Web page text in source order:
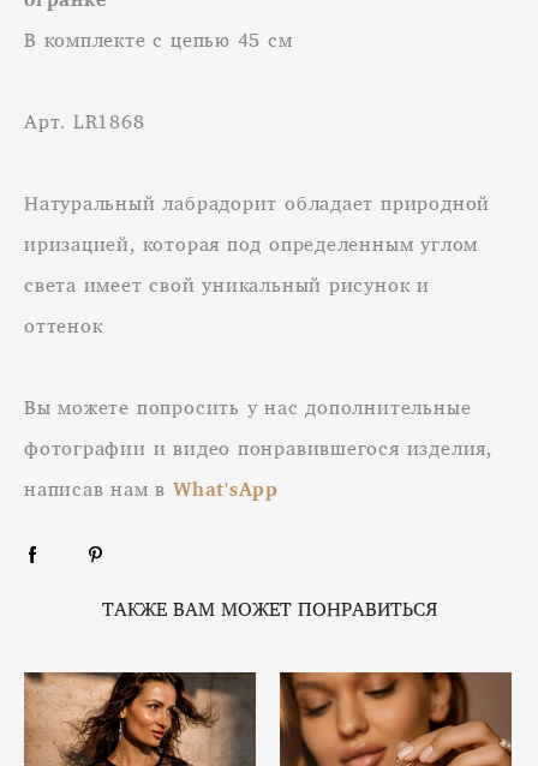
В комплекте с цепью 45 см
Арт. LR1868
Натуральный лабрадорит обладает природной
иризацией, которая под определенным углом
света имеет свой уникальный рисунок и
оттенок
Вы можете попросить у нас дополнительные
фотографии и видео понравившегося изделия,
написав нам в What'sApp
ТАКЖЕ ВАМ МОЖЕТ ПОНРАВИТЬСЯ